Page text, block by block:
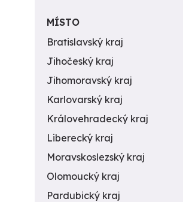
MÍSTO
Bratislavský kraj
Jihočeský kraj
Jihomoravský kraj
Karlovarský kraj
Královehradecký kraj
Liberecký kraj
Moravskoslezský kraj
Olomoucký kraj
Pardubický kraj